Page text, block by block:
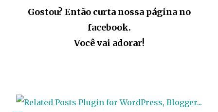
Gostou? Então curta nossa página no
facebook.
Você vai adorar!